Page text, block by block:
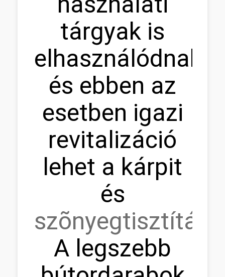
tárgyak is
elhasználódnak,
és ebben az
esetben igazi
revitalizáció
lehet a kárpit
és
szõnyegtisztítás.
A legszebb